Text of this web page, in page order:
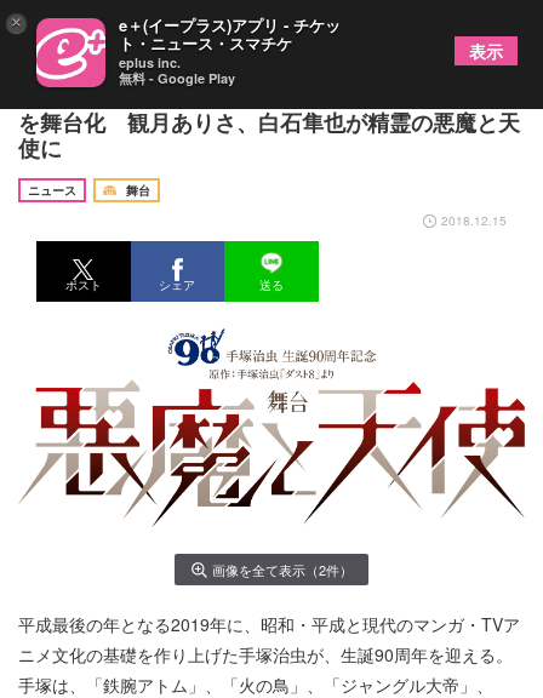
手塚治虫、生誕90周年を記念して漫画「ダスト8」
を舞台化 観月ありさ、白石隼也が精霊の悪魔と天
使に
ニュース
舞台
2018.12.15
ポスト シェア 送る
画像を全て表示（2件）
平成最後の年となる2019年に、昭和・平成と現代のマンガ・TVア
ニメ文化の基礎を作り上げた手塚治虫が、生誕90周年を迎える。
手塚は、「鉄腕アトム」、「火の鳥」、「ジャングル大帝」、
× e＋(イープラス)アプリ - チケッ
ト・ニュース・スマチケ
eplus inc.
無料 - Google Play
表示